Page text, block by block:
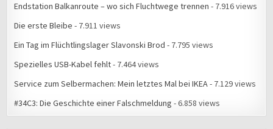
Endstation Balkanroute – wo sich Fluchtwege trennen - 7.916 views
Die erste Bleibe - 7.911 views
Ein Tag im Flüchtlingslager Slavonski Brod - 7.795 views
Spezielles USB-Kabel fehlt- 7.464 views
Service zum Selbermachen: Mein letztes Mal bei IKEA- 7.129 views
#34C3: Die Geschichte einer Falschmeldung - 6.858 views